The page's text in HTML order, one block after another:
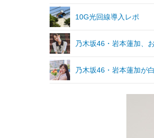
10G光回線導入レポ
乃木坂46・岩本蓮加、
乃木坂46・岩本蓮加が